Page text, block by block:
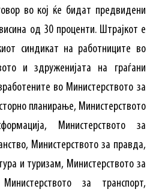
во кој ќе бидат предвидени
од 30 проценти. Штрајкот е
синдикат на работниците во
и здруженијата на граѓани
во Министерството за
планирање, Министерството
Министерството за
Министерството за правда,
и туризам, Министерството за
за транспорт,